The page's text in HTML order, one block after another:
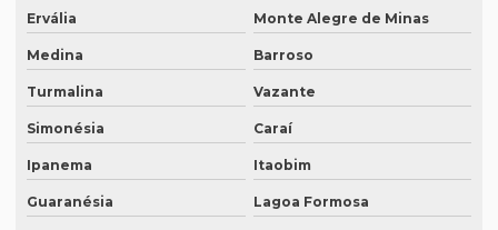
Intérprete de negócios
Intérprete para palestras
Intérprete português chinês
Intérprete português inglês profissional
Ervália Monte Alegre de Minas
Medina Barroso
Turmalina Vazante
Simonésia Caraí
Ipanema Itaobim
Guaranésia Lagoa Formosa